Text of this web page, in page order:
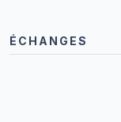
ÉCHANGES